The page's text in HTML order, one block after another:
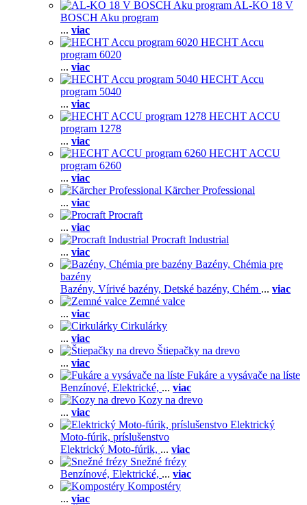
AL-KO 18 V
BOSCH Aku program
... viac
HECHT Accu
program 6020
... viac
HECHT Accu
program 5040
... viac
HECHT ACCU
program 1278
... viac
HECHT ACCU
program 6260
... viac
Kärcher Professional
... viac
Procraft
... viac
Procraft Industrial
... viac
Bazény, Chémia pre
bazény
Bazény, Vírivé bazény, Detské bazény, Chém ... viac
Zemné valce
... viac
Cirkulárky
... viac
Štiepačky na drevo
... viac
Fukáre a vysávače na líste
Benzínové, Elektrické, ... viac
Kozy na drevo
... viac
Elektrický
Moto-fúrik, príslušenstvo
Elektrický Moto-fúrik, ... viac
Snežné frézy
Benzínové, Elektrické, ... viac
Kompostéry
... viac